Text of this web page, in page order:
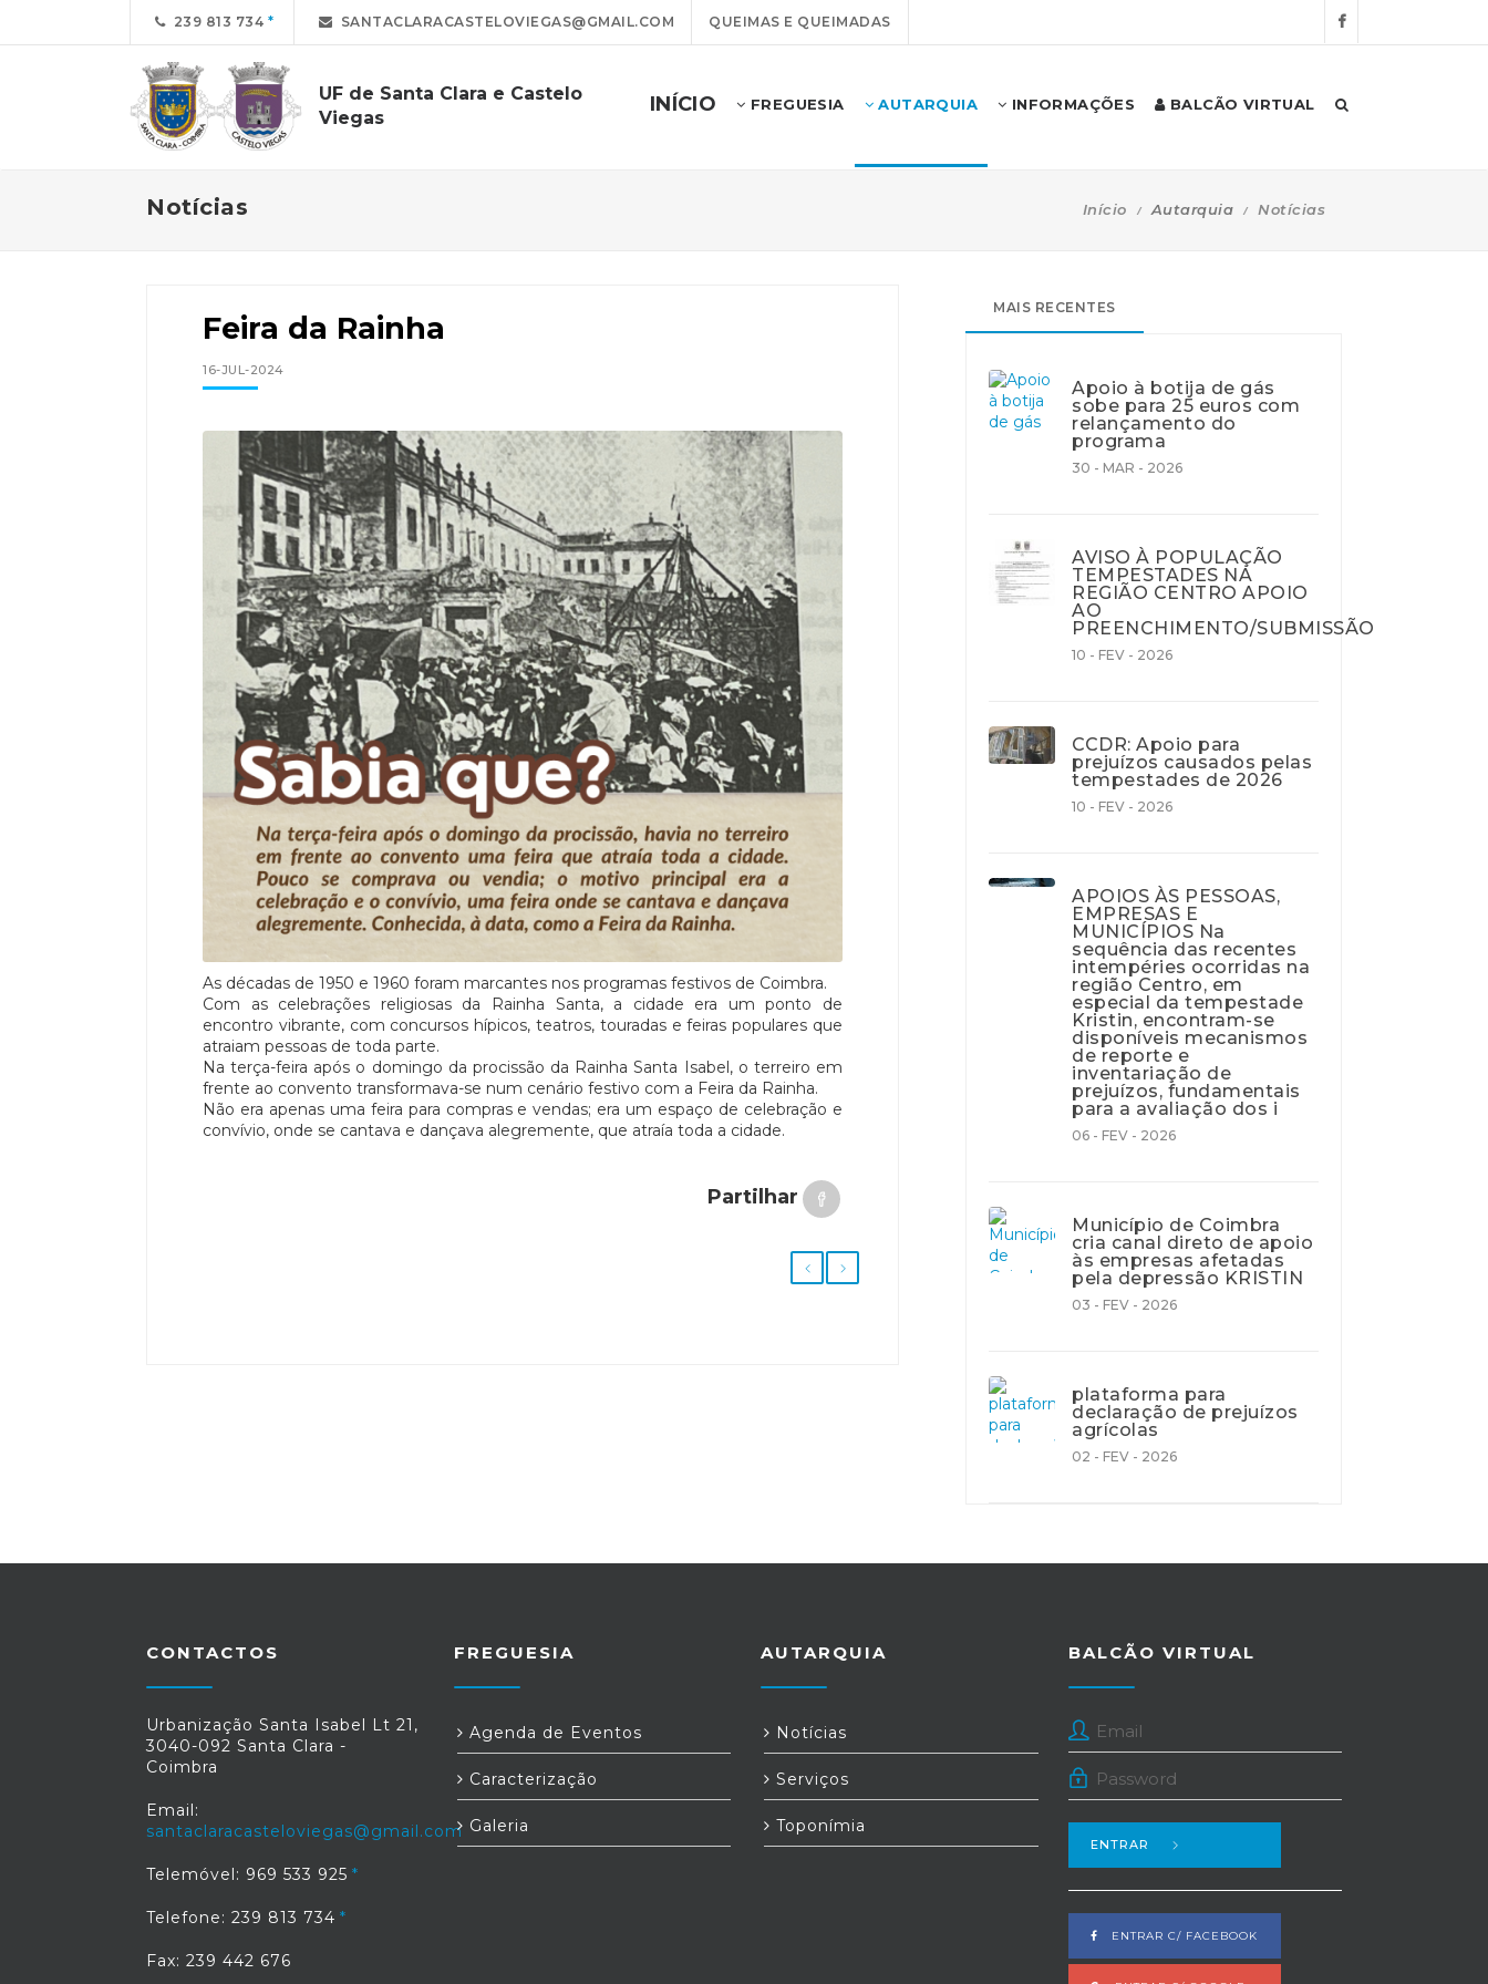
239 813 734 SANTACLARACASTELOVIEGAS@GMAIL.COM QUEIMAS E QUEIMADAS
UF de Santa Clara e Castelo
Viegas
INÍCIO FREGUESIA AUTARQUIA INFORMAÇÕES BALCÃO VIRTUAL
Notícias Início Autarquia Notícias
Feira da Rainha
16-JUL-2024
As décadas de 1950 e 1960 foram marcantes nos programas festivos de Coimbra.
Com as celebrações religiosas da Rainha Santa, a cidade era um ponto de
encontro vibrante, com concursos hípicos, teatros, touradas e feiras populares que
atraiam pessoas de toda parte.
Naterça-feira após o domingo da procissão da Rainha Santa Isabel, o terreiro em
frente ao convento transformava-se num cenário festivo com a Feira da Rainha.
Não era apenas uma feira para compras e vendas; era um espaço de celebração e
convívio, onde se cantava e dançava alegremente, que atraía toda a cidade.
Partilhar
MAIS RECENTES
Apoio à botija de gás
sobe para 25 euros com
relançamento do
programa
30 - MAR - 2026
AVISO À POPULAÇÃO
TEMPESTADES NA
REGIÃO CENTRO APOIO
AO
PREENCHIMENTO/SUBMISSÃO
10 - FEV - 2026
CCDR: Apoio para
prejuízos causados pelas
tempestades de 2026
10 - FEV - 2026
APOIOS ÀS PESSOAS,
EMPRESAS E
MUNICÍPIOS Na
sequência das recentes
intempéries ocorridas na
região Centro, em
especial da tempestade
Kristin, encontram-se
disponíveis mecanismos
de reporte e
inventariação de
prejuízos, fundamentais
para a avaliação dos i
06 - FEV - 2026
Município de Coimbra
cria canal direto de apoio
às empresas afetadas
pela depressão KRISTIN
03 - FEV - 2026
plataforma para
declaração de prejuízos
agrícolas
02 - FEV - 2026
CONTACTOS
Urbanização Santa Isabel Lt 21,
3040-092 Santa Clara -
Coimbra
Email:
santaclaracasteloviegas@gmail.com
Telemóvel: 969 533 925
Telefone: 239 813 734
Fax: 239 442 676
FREGUESIA
Agenda de Eventos
Caracterização
Galeria
AUTARQUIA
Notícias
Serviços
Toponímia
BALCÃO VIRTUAL
ENTRAR
ENTRAR C/ FACEBOOK